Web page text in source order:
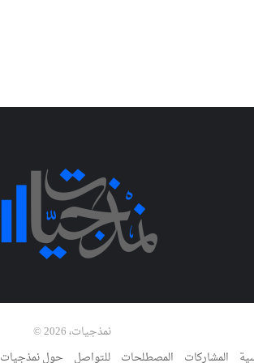
نمذجيات، 2026 ©
المشاركات المصطلحات للتواصل حول نمذجيات